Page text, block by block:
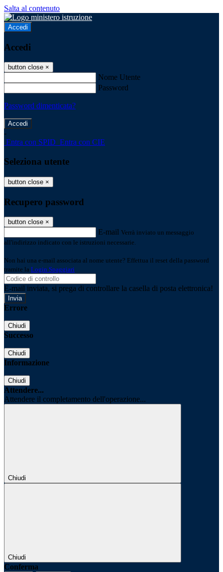
Salta al contenuto
Accedi
Accedi
button close ×
Nome Utente
Password
Password dimenticata?
-
Entra con SPID Entra con CIE
Seleziona utente
button close ×
Recupero password
button close ×
E-mail Verrà inviato un messaggio
all'indirizzo indicato con le istruzioni necessarie.
Non hai una e-mail associata al nome utente? Effettua il reset della password
tramite la Login Spaggiari
E-mail inviata, si prega di controllare la casella di posta elettronica!
Errore
Chiudi
Successo
Chiudi
Informazione
Chiudi
Attendere...
Attendere il completamento dell'operazione...
Chiudi
Chiudi
Conferma